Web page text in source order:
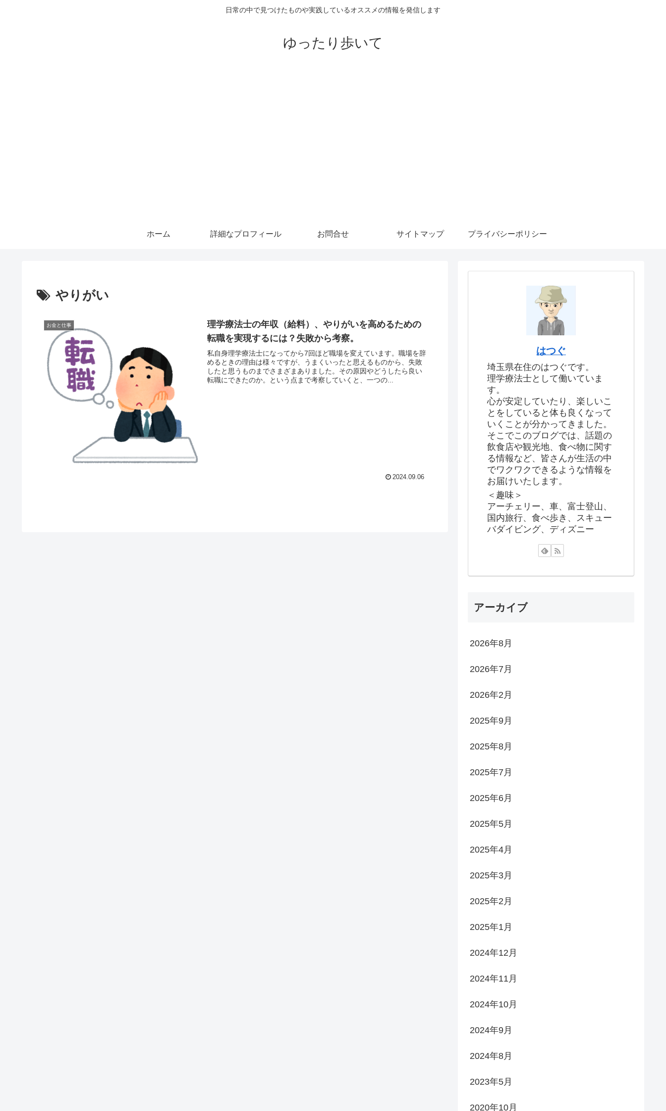
日常の中で見つけたものや実践しているオススメの情報を発信します
ゆったり歩いて
ホーム 詳細なプロフィール お問合せ サイトマップ プライバシーポリシー
やりがい
お金と仕事
理学療法士の年収（給料）、やりがいを高めるための
転職を実現するには？失敗から考察。
私自身理学療法士になってから7回ほど職場を変えています。職場を辞
めるときの理由は様々ですが、うまくいったと思えるものから、失敗
したと思うものまでさまざまありました。その原因やどうしたら良い
転職にできたのか。という点まで考察していくと、一つの...
2024.09.06
はつぐ
埼玉県在住のはつぐです。
理学療法士として働いていま
す。
心が安定していたり、楽しいこ
とをしていると体も良くなって
いくことが分かってきました。
そこでこのブログでは、話題の
飲食店や観光地、食べ物に関す
る情報など、皆さんが生活の中
でワクワクできるような情報を
お届けいたします。
＜趣味＞
アーチェリー、車、富士登山、
国内旅行、食べ歩き、スキュー
バダイビング、ディズニー
アーカイブ
2026年8月
2026年7月
2026年2月
2025年9月
2025年8月
2025年7月
2025年6月
2025年5月
2025年4月
2025年3月
2025年2月
2025年1月
2024年12月
2024年11月
2024年10月
2024年9月
2024年8月
2023年5月
2020年10月